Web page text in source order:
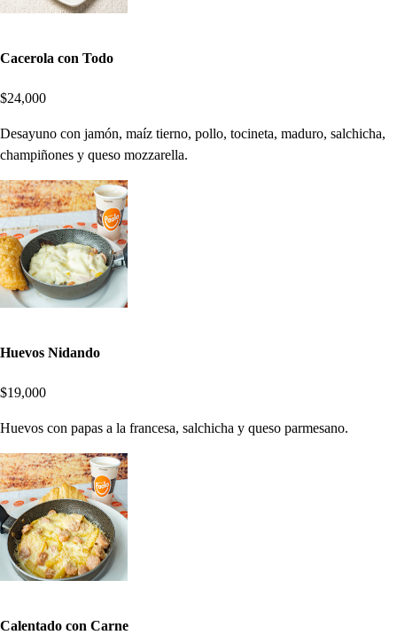
Cacerola con Todo
$24,000
Desayuno con jamón, maíz tierno, pollo, tocineta, maduro, salchicha,
champiñones y queso mozzarella.
Huevos Nidando
$19,000
Huevos con papas a la francesa, salchicha y queso parmesano.
Calentado con Carne